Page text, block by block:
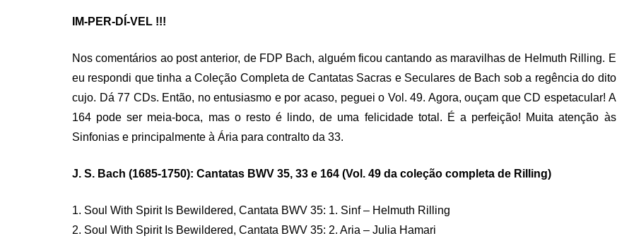
IM-PER-DÍ-VEL !!!
Nos comentários ao post anterior, de FDP Bach, alguém ficou cantando as maravilhas de Helmuth Rilling. E
eu respondi que tinha a Coleção Completa de Cantatas Sacras e Seculares de Bach sob a regência do dito
cujo. Dá 77 CDs. Então, no entusiasmo e por acaso, peguei o Vol. 49. Agora, ouçam que CD espetacular! A
164 pode ser meia-boca, mas o resto é lindo, de uma felicidade total. É a perfeição! Muita atenção às
Sinfonias e principalmente à Ária para contralto da 33.
J. S. Bach (1685-1750): Cantatas BWV 35, 33 e 164 (Vol. 49 da coleção completa de Rilling)
1. Soul With Spirit Is Bewildered, Cantata BWV 35: 1. Sinf – Helmuth Rilling
2. Soul With Spirit Is Bewildered, Cantata BWV 35: 2. Aria – Julia Hamari